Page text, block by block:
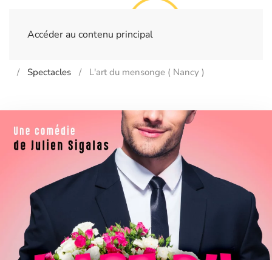
Accéder au contenu principal
Spectacles
L'art du mensonge ( Nancy )